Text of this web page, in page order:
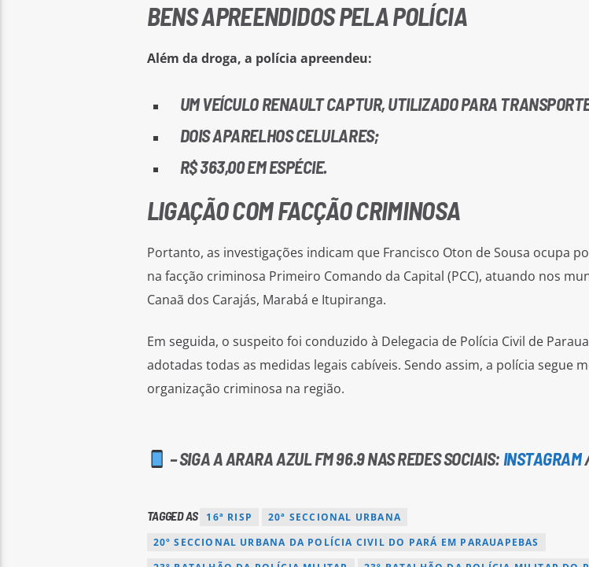
BENS APREENDIDOS PELA POLÍCIA
Além da droga, a polícia apreendeu:
UM VEÍCULO RENAULT CAPTUR, UTILIZADO PARA
DOIS APARELHOS CELULARES;
R$ 363,00 EM ESPÉCIE.
LIGAÇÃO COM FACÇÃO CRIMINOSA
Portanto, as investigações indicam que Francisco Oton de Sousa ocupa
na facção criminosa Primeiro Comando da Capital (PCC), atuando nos
Canaã dos Carajás, Marabá e Itupiranga.
Em seguida, o suspeito foi conduzido à Delegacia de Polícia Civil de
adotadas todas as medidas legais cabíveis. Sendo assim, a polícia segue
organização criminosa na região.
– SIGA A ARARA AZUL FM 96.9 NAS REDES SOCIAIS:INSTAGRAM
TAGGED AS 16ª RISP
20ª SECCIONAL URBANA
20º SECCIONAL URBANA DA POLÍCIA CIVIL DO PARÁ EM PARAUAPEBAS